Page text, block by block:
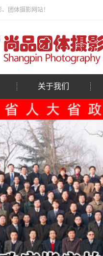
团体摄影网站！
关于我们
公司简介
团队精英